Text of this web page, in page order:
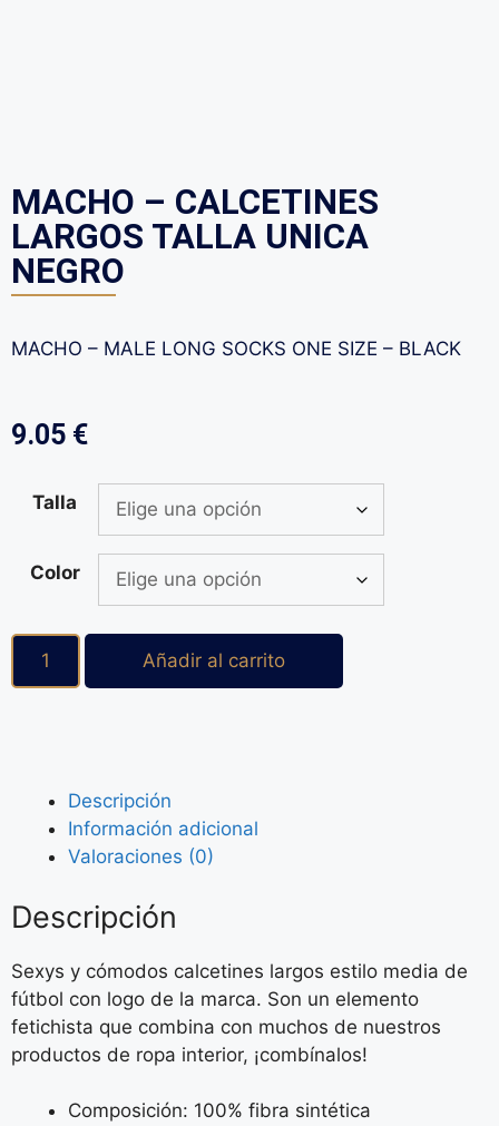
MACHO – CALCETINES
LARGOS TALLA UNICA
NEGRO
MACHO – MALE LONG SOCKS ONE SIZE – BLACK
9.05 €
Talla
Color
Añadir al carrito
Descripción
Información adicional
Valoraciones (0)
Descripción
Sexys y cómodos calcetines largos estilo media de
fútbol con logo de la marca. Son un elemento
fetichista que combina con muchos de nuestros
productos de ropa interior, ¡combínalos!
Composición: 100% fibra sintética